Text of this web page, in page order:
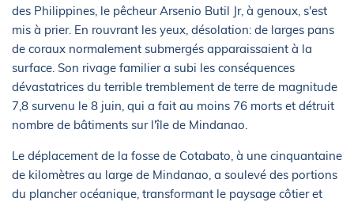
des Philippines, le pêcheur Arsenio Butil Jr, à genoux, s'est
mis à prier. En rouvrant les yeux, désolation: de larges pans
de coraux normalement submergés apparaissaient à la
surface. Son rivage familier a subi les conséquences
dévastatrices du terrible tremblement de terre de magnitude
7,8 survenu le 8 juin, qui a fait au moins 76 morts et détruit
nombre de bâtiments sur l'île de Mindanao.
Le déplacement de la fosse de Cotabato, à une cinquantaine
de kilomètres au large de Mindanao, a soulevé des portions
du plancher océanique, transformant le paysage côtier et